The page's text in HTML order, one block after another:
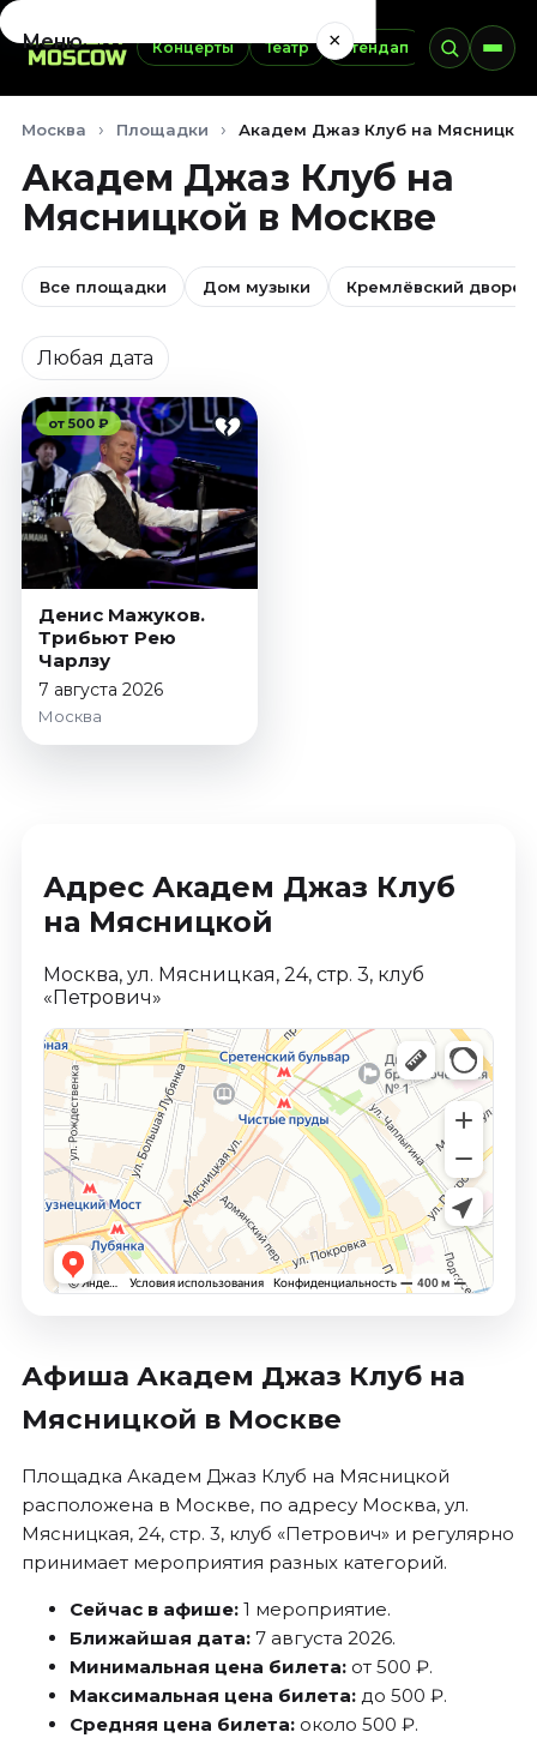
Концерты Театр Стендап Выставки
Меню ×
Сентябрь 2026
Октябрь 2026
Декабрь 2026
Январь 2027
Театр
Сентябрь 2026
Октябрь 2026
Ноябрь 2026
Декабрь 2026
Январь 2027
Стендап
Август 2026
Сентябрь 2026
Октябрь 2026
Ноябрь 2026
Сентябрь 2026
Октябрь 2026
Декабрь 2026
Январь 2027
Сентябрь 2026
Октябрь 2026
Спорт
Август 2026
Сентябрь 2026
Октябрь 2026
События
Октябрь 2026
Ноябрь 2026
Январь 2027
Площадки
Москва Площадки Академ Джаз Клуб на Мясницкой
Академ Джаз Клуб на
Мясницкой в Москве
Все площадки Дом музыки Кремлёвский дворец
Дата
Любая дата
от 500 ₽
Денис Мажуков.
Трибьют Рею
Чарлзу
7 августа 2026
Москва
Адрес Академ Джаз Клуб
на Мясницкой
Москва, ул. Мясницкая, 24, стр. 3, клуб
«Петрович»
Афиша Академ Джаз Клуб на
Мясницкой в Москве
Площадка Академ Джаз Клуб на Мясницкой
расположена в Москве, по адресу Москва, ул.
Мясницкая, 24, стр. 3, клуб «Петрович» и регулярно
принимает мероприятия разных категорий.
Сейчас в афише:1 мероприятие.
Ближайшая дата:7 августа 2026.
Минимальная цена билета:от 500 ₽.
Максимальная цена билета:до 500 ₽.
Средняя цена билета:около 500 ₽.